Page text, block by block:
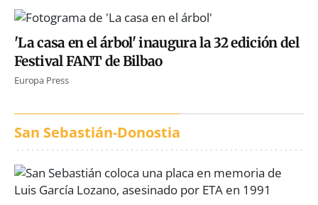
'La casa en el árbol' inaugura la 32 edición del
Festival FANT de Bilbao
Europa Press
San Sebastián-Donostia